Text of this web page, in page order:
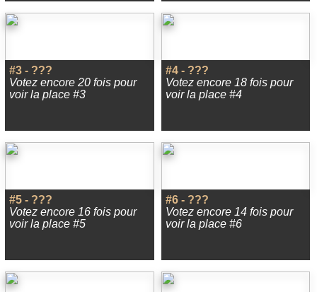
#3 - ???
Votez encore 20 fois pour
voir la place #3
#4 - ???
Votez encore 18 fois pour
voir la place #4
#5 - ???
Votez encore 16 fois pour
voir la place #5
#6 - ???
Votez encore 14 fois pour
voir la place #6